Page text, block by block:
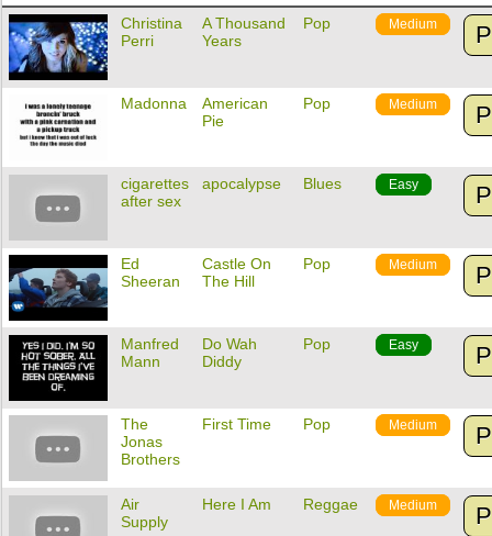
Christina
Perri
A Thousand
Years
Pop Medium
Madonna
American
Pie
Pop Medium
cigarettes
after sex
apocalypse Blues Easy
Ed
Sheeran
Castle On
The Hill
Pop Medium
Manfred
Mann
Do Wah
Diddy
Pop Easy
The
Jonas
Brothers
First Time Pop Medium
Air
Supply
Here I Am Reggae Medium